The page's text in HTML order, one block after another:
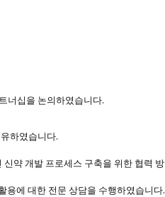
너십을 논의하였습니다.
하였습니다.
약 개발 프로세스 구축을 위한 협력
용에 대한 전문 상담을 수행하였습니다.